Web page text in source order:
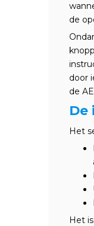
de
door
de
De
Het
Het